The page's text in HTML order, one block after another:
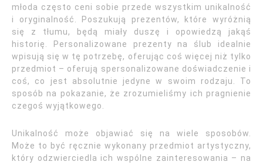
młoda często ceni sobie przede wszystkim unikalność
i oryginalność. Poszukują prezentów, które wyróżnią
się z tłumu, będą miały duszę i opowiedzą jakąś
historię. Personalizowane prezenty na ślub idealnie
wpisują się w tę potrzebę, oferując coś więcej niż tylko
przedmiot – oferują spersonalizowane doświadczenie i
coś, co jest absolutnie jedyne w swoim rodzaju. To
sposób na pokazanie, że zrozumieliśmy ich pragnienie
czegoś wyjątkowego.
Unikalność może objawiać się na wiele sposobów.
Może to być ręcznie wykonany przedmiot artystyczny,
który odzwierciedla ich wspólne zainteresowania – na